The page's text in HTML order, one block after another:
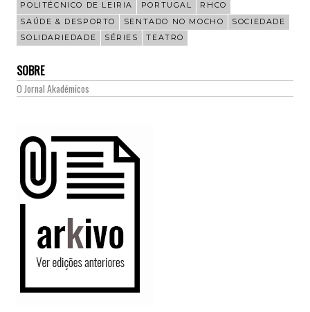
POLITÉCNICO DE LEIRIA
PORTUGAL
RHCO
SAÚDE & DESPORTO
SENTADO NO MOCHO
SOCIEDADE
SOLIDARIEDADE
SÉRIES TEATRO
SOBRE
O Jornal Akadémicos